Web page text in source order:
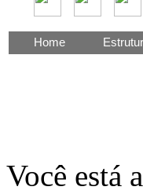
Home
Você está